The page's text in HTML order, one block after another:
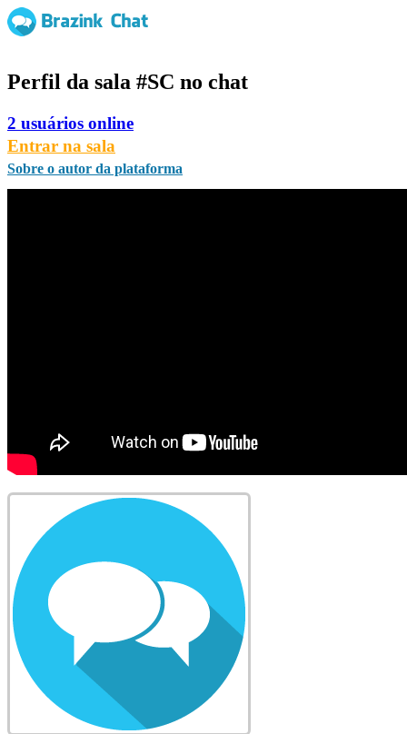
Perfil da sala #SC no chat
2 usuários online
Entrar na sala
Sobre o autor da plataforma